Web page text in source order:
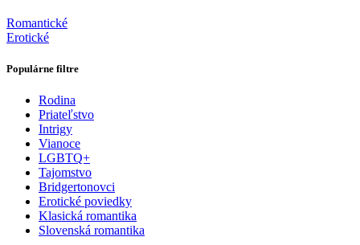
Romantické
Erotické
Populárne filtre
Rodina
Priateľstvo
Intrigy
Vianoce
LGBTQ+
Tajomstvo
Bridgertonovci
Erotické poviedky
Klasická romantika
Slovenská romantika